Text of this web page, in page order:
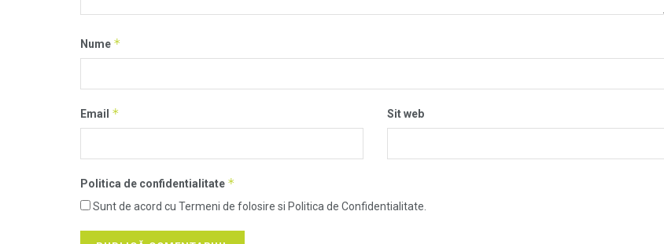
Nume *
Email * Sit web
Politica de confidentialitate *
Sunt de acord cu Termeni de folosire si Politica de Confidentialitate.